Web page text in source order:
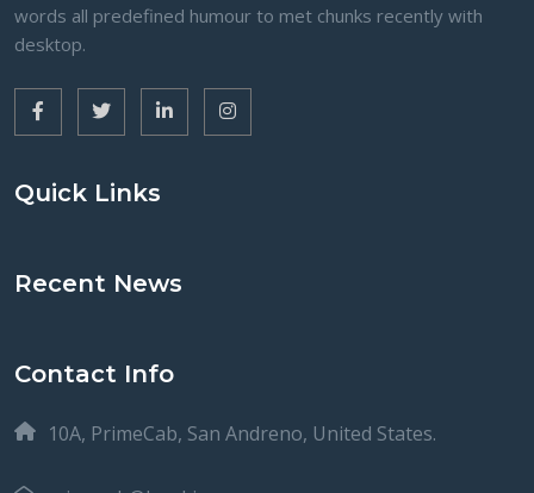
words all predefined humour to met chunks recently with
desktop.
Quick Links
Recent News
Contact Info
10A, PrimeCab, San Andreno, United States.